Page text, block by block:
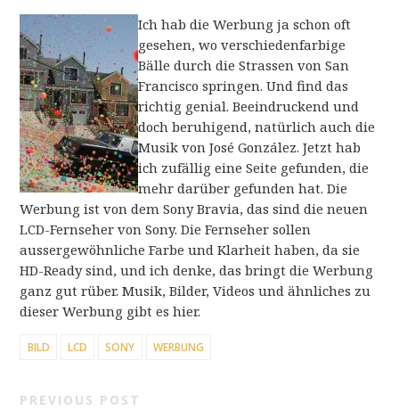
Ich hab die Werbung ja schon oft
gesehen, wo verschiedenfarbige
Bälle durch die Strassen von San
Francisco springen. Und find das
richtig genial. Beeindruckend und
doch beruhigend, natürlich auch die
Musik von José González. Jetzt hab
ich zufällig eine Seite gefunden, die
mehr darüber gefunden hat. Die
Werbung ist von dem Sony Bravia, das sind die neuen
LCD-Fernseher von Sony. Die Fernseher sollen
aussergewöhnliche Farbe und Klarheit haben, da sie
HD-Ready sind, und ich denke, das bringt die Werbung
ganz gut rüber. Musik, Bilder, Videos und ähnliches zu
dieser Werbung gibt es hier.
BILD LCD SONY WERBUNG
PREVIOUS POST